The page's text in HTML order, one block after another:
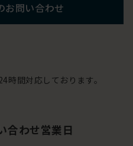
お問い合わせ
間対応しております。
合わせ営業日